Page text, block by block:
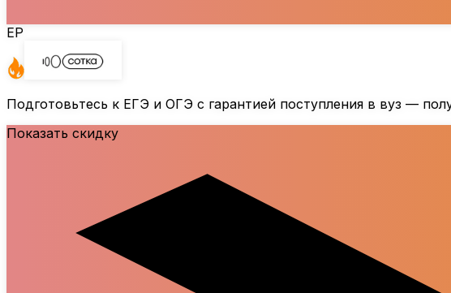
ЕР
Подготовьтесь к ЕГЭ и ОГЭ с гарантией поступления в вуз —
Показать скидку